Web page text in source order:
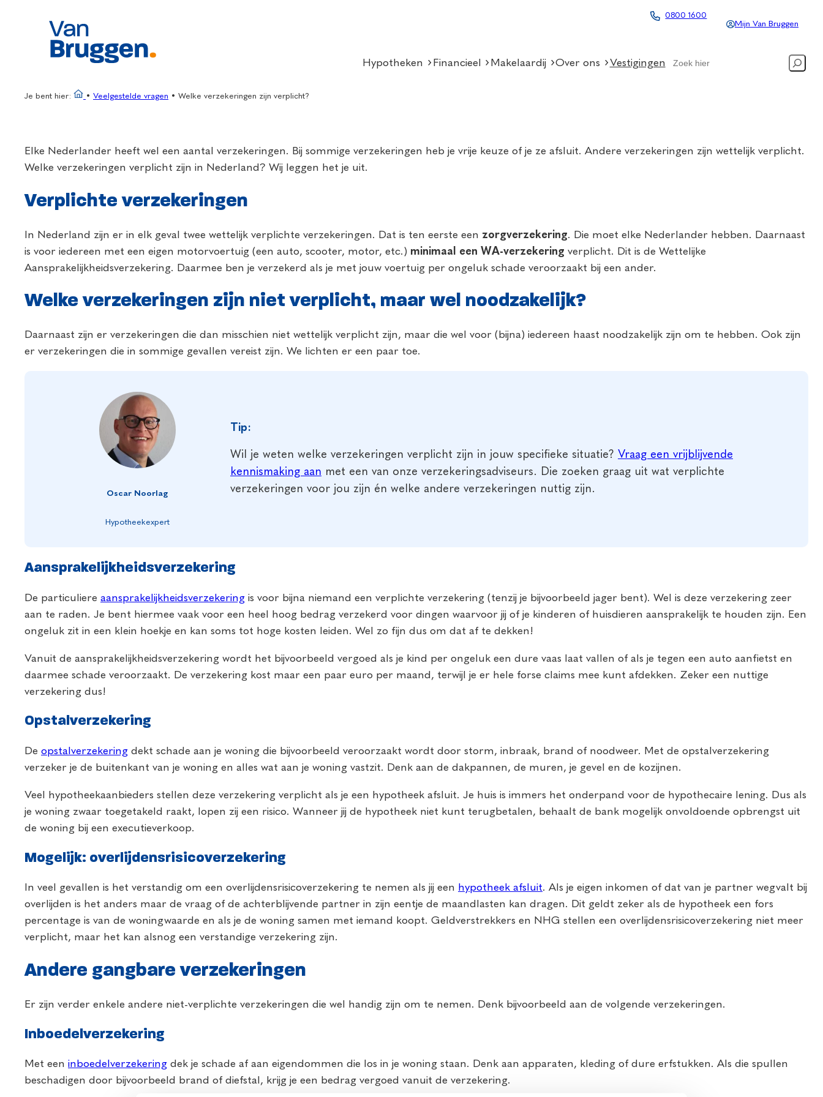
0800 1600
Mijn Van Bruggen
Hypotheken Financieel Makelaardij Over ons Vestigingen Search
Je bent hier: • Veelgestelde vragen • Welke verzekeringen zijn verplicht?
Elke Nederlander heeft wel een aantal verzekeringen. Bij sommige verzekeringen heb je vrije keuze of je ze afsluit. Andere verzekeringen zijn wettelijk verplicht.
Welke verzekeringen verplicht zijn in Nederland? Wij leggen het je uit.
Verplichte verzekeringen
In Nederland zijn er in elk geval twee wettelijk verplichte verzekeringen. Dat is ten eerste een zorgverzekering. Die moet elke Nederlander hebben. Daarnaast
is voor iedereen met een eigen motorvoertuig (een auto, scooter, motor, etc.) minimaal een WA-verzekering verplicht. Dit is de Wettelijke
Aansprakelijkheidsverzekering. Daarmee ben je verzekerd als je met jouw voertuig per ongeluk schade veroorzaakt bij een ander.
Welke verzekeringen zijn niet verplicht, maar wel noodzakelijk?
Daarnaast zijn er verzekeringen die dan misschien niet wettelijk verplicht zijn, maar die wel voor (bijna) iedereen haast noodzakelijk zijn om te hebben. Ook zijn
er verzekeringen die in sommige gevallen vereist zijn. We lichten er een paar toe.
Oscar Noorlag
Hypotheekexpert
Tip:
Wil je weten welke verzekeringen verplicht zijn in jouw specifieke situatie? Vraag een vrijblijvende
kennismaking aan met een van onze verzekeringsadviseurs. Die zoeken graag uit wat verplichte
verzekeringen voor jou zijn én welke andere verzekeringen nuttig zijn.
Aansprakelijkheidsverzekering
De particuliere aansprakelijkheidsverzekering is voor bijna niemand een verplichte verzekering (tenzij je bijvoorbeeld jager bent). Wel is deze verzekering zeer
aan te raden. Je bent hiermee vaak voor een heel hoog bedrag verzekerd voor dingen waarvoor jij of je kinderen of huisdieren aansprakelijk te houden zijn. Een
ongeluk zit in een klein hoekje en kan soms tot hoge kosten leiden. Wel zo fijn dus om dat af te dekken!
Vanuit de aansprakelijkheidsverzekering wordt het bijvoorbeeld vergoed als je kind per ongeluk een dure vaas laat vallen of als je tegen een auto aanfietst en
daarmee schade veroorzaakt. De verzekering kost maar een paar euro per maand, terwijl je er hele forse claims mee kunt afdekken. Zeker een nuttige
verzekering dus!
Opstalverzekering
De opstalverzekering dekt schade aan je woning die bijvoorbeeld veroorzaakt wordt door storm, inbraak, brand of noodweer. Met de opstalverzekering
verzeker je de buitenkant van je woning en alles wat aan je woning vastzit. Denk aan de dakpannen, de muren, je gevel en de kozijnen.
Veel hypotheekaanbieders stellen deze verzekering verplicht als je een hypotheek afsluit. Je huis is immers het onderpand voor de hypothecaire lening. Dus als
je woning zwaar toegetakeld raakt, lopen zij een risico. Wanneer jij de hypotheek niet kunt terugbetalen, behaalt de bank mogelijk onvoldoende opbrengst uit
de woning bij een executieverkoop.
Mogelijk: overlijdensrisicoverzekering
In veel gevallen is het verstandig om een overlijdensrisicoverzekering te nemen als jij een hypotheek afsluit. Als je eigen inkomen of dat van je partner wegvalt bij
overlijden is het anders maar de vraag of de achterblijvende partner in zijn eentje de maandlasten kan dragen. Dit geldt zeker als de hypotheek een fors
percentage is van de woningwaarde en als je de woning samen met iemand koopt. Geldverstrekkers en NHG stellen een overlijdensrisicoverzekering niet meer
verplicht, maar het kan alsnog een verstandige verzekering zijn.
Andere gangbare verzekeringen
Er zijn verder enkele andere niet-verplichte verzekeringen die wel handig zijn om te nemen. Denk bijvoorbeeld aan de volgende verzekeringen.
Inboedelverzekering
Met een inboedelverzekering dek je schade af aan eigendommen die los in je woning staan. Denk aan apparaten, kleding of dure erfstukken. Als die spullen
beschadigen door bijvoorbeeld brand of diefstal, krijg je een bedrag vergoed vanuit de verzekering.